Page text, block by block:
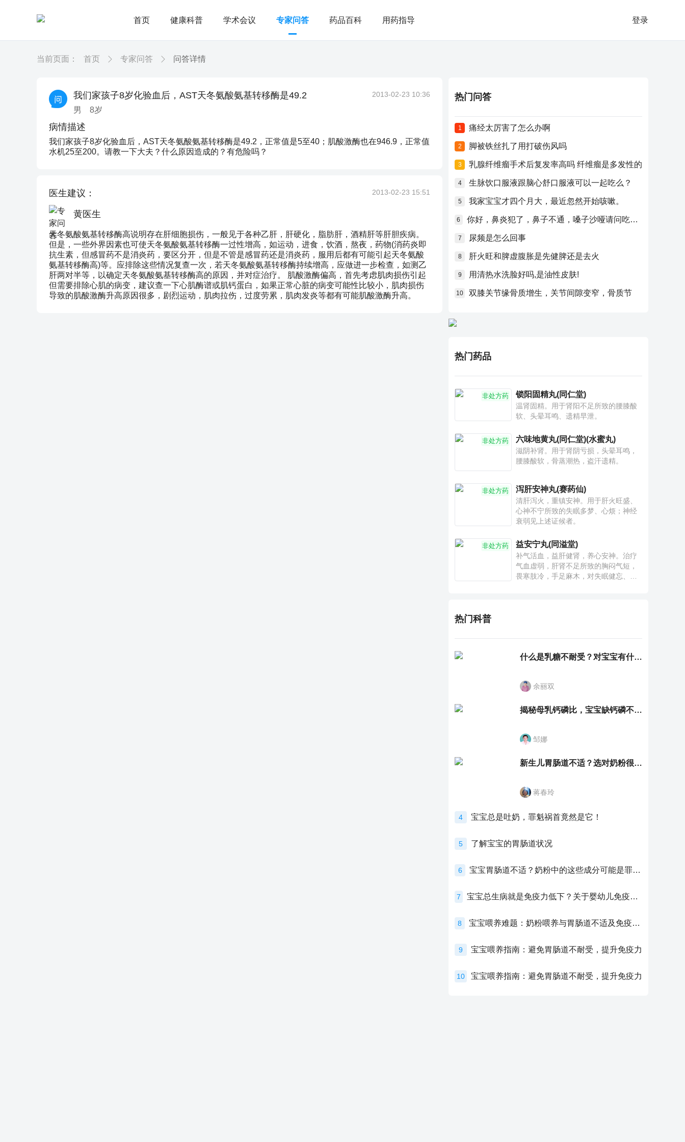
首页 健康科普 学术会议 专家问答 药品百科 用药指导 登录
当前页面： 首页 专家问答 问答详情
我们家孩子8岁化验血后，AST天冬氨酸氨基转移酶是49.2
男 8岁
2013-02-23 10:36
病情描述
我们家孩子8岁化验血后，AST天冬氨酸氨基转移酶是49.2，正常值是5至40；肌酸激酶也在946.9，正常值
水机25至200。请教一下大夫？什么原因造成的？有危险吗？
医生建议： 2013-02-23 15:51
黄医生
天冬氨酸氨基转移酶高说明存在肝细胞损伤，一般见于各种乙肝，肝硬化，脂肪肝，酒精肝等肝胆疾病。
但是，一些外界因素也可使天冬氨酸氨基转移酶一过性增高，如运动，进食，饮酒，熬夜，药物(消药炎即
抗生素，但感冒药不是消炎药，要区分开，但是不管是感冒药还是消炎药，服用后都有可能引起天冬氨酸
氨基转移酶高)等。应排除这些情况复查一次，若天冬氨酸氨基转移酶持续增高，应做进一步检查，如测乙
肝两对半等，以确定天冬氨酸氨基转移酶高的原因，并对症治疗。 肌酸激酶偏高，首先考虑肌肉损伤引起
但需要排除心肌的病变，建议查一下心肌酶谱或肌钙蛋白，如果正常心脏的病变可能性比较小，肌肉损伤
导致的肌酸激酶升高原因很多，剧烈运动，肌肉拉伤，过度劳累，肌肉发炎等都有可能肌酸激酶升高。
热门问答
1 痛经太厉害了怎么办啊
2 脚被铁丝扎了用打破伤风吗
3 乳腺纤维瘤手术后复发率高吗 纤维瘤是多发性的
4 生脉饮口服液跟脑心舒口服液可以一起吃么？
5 我家宝宝才四个月大，最近忽然开始咳嗽。
6 你好，鼻炎犯了，鼻子不通，嗓子沙哑请问吃什么药比较好？
7 尿频是怎么回事
8 肝火旺和脾虚腹胀是先健脾还是去火
9 用清热水洗脸好吗,是油性皮肤!
10 双膝关节缘骨质增生，关节间隙变窄，骨质节
热门药品
非处方药 锁阳固精丸(同仁堂)
温肾固精。用于肾阳不足所致的腰膝酸
软、头晕耳鸣、遗精早泄。
非处方药 六味地黄丸(同仁堂)(水蜜丸)
滋阴补肾。用于肾阴亏损，头晕耳鸣，
腰膝酸软，骨蒸潮热，盗汗遗精。
非处方药 泻肝安神丸(赛药仙)
清肝泻火，重镇安神。用于肝火旺盛、
心神不宁所致的失眠多梦、心烦；神经
衰弱见上述证候者。
非处方药 益安宁丸(同溢堂)
补气活血，益肝健肾，养心安神。治疗
气血虚弱，肝肾不足所致的胸闷气短，
畏寒肢冷，手足麻木，对失眠健忘、神
热门科普
什么是乳糖不耐受？对宝宝有什么影响？
余丽双
揭秘母乳钙磷比，宝宝缺钙磷不再愁
邹娜
新生儿胃肠道不适？选对奶粉很重要！
蒋春玲
4 宝宝总是吐奶，罪魁祸首竟然是它！
5 了解宝宝的胃肠道状况
6 宝宝胃肠道不适？奶粉中的这些成分可能是罪魁祸首！
7 宝宝总生病就是免疫力低下？关于婴幼儿免疫力的真相，家长必须了解！
8 宝宝喂养难题：奶粉喂养与胃肠道不适及免疫力提升的奥秘
9 宝宝喂养指南：避免胃肠道不耐受，提升免疫力
10 宝宝喂养指南：避免胃肠道不耐受，提升免疫力